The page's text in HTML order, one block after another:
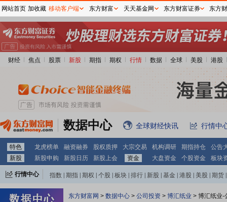
财经 焦点 股票 新股 期指 期权 行情 数据 全球 美股 港股
数据中心 全球财经快讯 行情中
特色 龙虎榜单 融资融券 股权质押 大宗交易 机构调研 期指持仓
公告
新股
新股申购 新股日历 新股上会 资金 大盘资金 个股资金 板块
行情中心 指数 期指 期权 个股 板块 排行 新股 基金 港股 美股 期货
东方财富网 > 数据中心 > 公司投资 > 博汇纸业 > 博汇纸业-
网站首页 加收藏 移动客户端 东方财富 天天基金网 东方财富证券 东方